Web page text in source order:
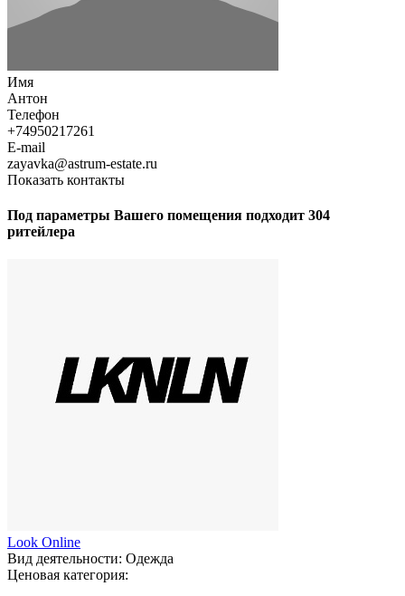
Имя
Антон
Телефон
+74950217261
E-mail
zayavka@astrum-estate.ru
Показать контакты
Под параметры Вашего помещения подходит 304
ритейлера
Look Online
Вид деятельности: Одежда
Ценовая категория: